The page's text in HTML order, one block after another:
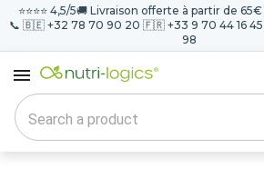
⭐️⭐️⭐️⭐️ 4,5/5🚚 Livraison offerte à partir de
📞 🇧🇪 +32 78 70 90 20 🇫🇷 +33 9 70 44 16
98